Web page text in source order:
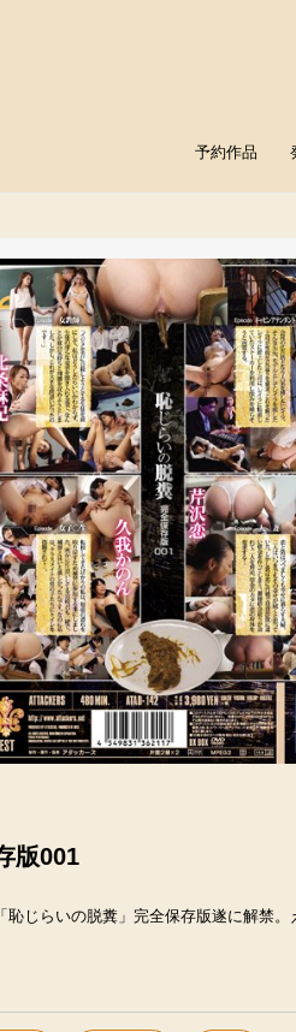
予約作品
版001
じらいの脱糞」完全保存版遂に解禁